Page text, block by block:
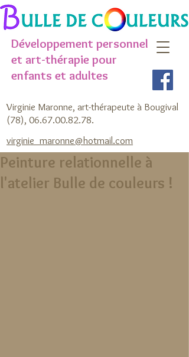
Développement personnel
et art-thérapie pour
enfants et adultes
Virginie Maronne, art-thérapeute à Bougival
(78), 06.67.00.82.78.
virginie_maronne@hotmail.com
Peinture relationnelle à
l'atelier Bulle de couleurs !